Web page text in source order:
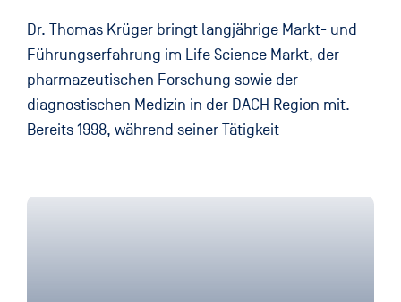
Dr. Thomas Krüger bringt langjährige Markt- und
Führungserfahrung im Life Science Markt, der
pharmazeutischen Forschung sowie der
diagnostischen Medizin in der DACH Region mit.
Bereits 1998, während seiner Tätigkeit